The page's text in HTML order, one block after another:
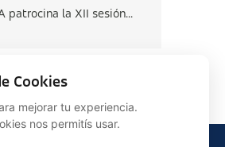
patrocina la XII sesión...
Cookies
mejorar tu experiencia.
nos permitís usar.